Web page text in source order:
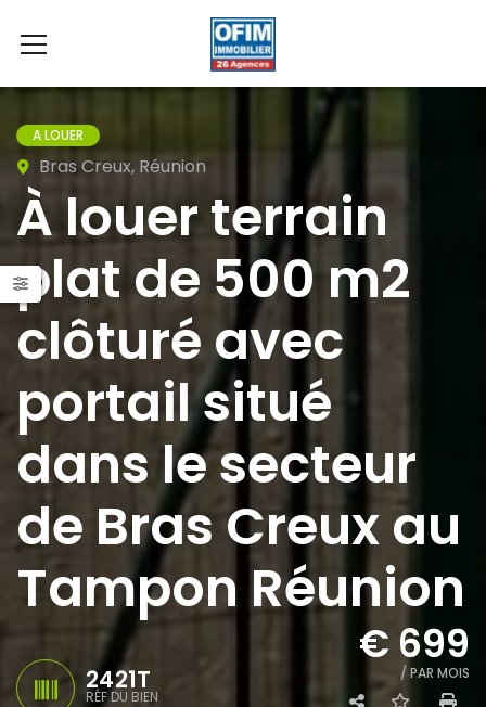
A LOUER
Bras Creux, Réunion
À louer terrain
plat de 500 m2
clôturé avec
portail situé
dans le secteur
de Bras Creux au
Tampon Réunion
2421T
RÉF DU BIEN
€ 699
/ PAR MOIS